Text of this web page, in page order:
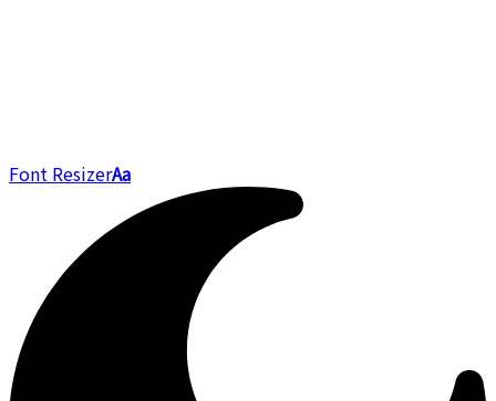
Font ResizerAa